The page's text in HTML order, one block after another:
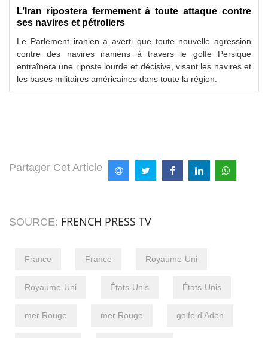
L’Iran ripostera fermement à toute attaque contre
ses navires et pétroliers
Le Parlement iranien a averti que toute nouvelle agression
contre des navires iraniens à travers le golfe Persique
entraînera une riposte lourde et décisive, visant les navires et
les bases militaires américaines dans toute la région.
Partager Cet Article
SOURCE: FRENCH PRESS TV
France France Royaume-Uni
Royaume-Uni États-Unis États-Unis
mer Rouge mer Rouge golfe d'Aden